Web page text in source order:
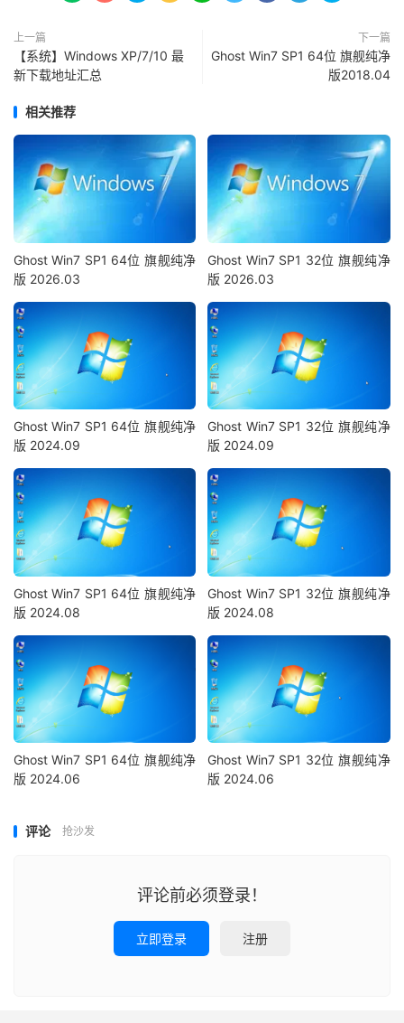
上一篇
【系统】Windows XP/7/10 最
新下载地址汇总
下一篇
Ghost Win7 SP1 64位 旗舰纯净
版2018.04
相关推荐
Ghost Win7 SP1 64位 旗舰纯净
版 2026.03
Ghost Win7 SP1 32位 旗舰纯净
版 2026.03
Ghost Win7 SP1 64位 旗舰纯净
版 2024.09
Ghost Win7 SP1 32位 旗舰纯净
版 2024.09
Ghost Win7 SP1 64位 旗舰纯净
版 2024.08
Ghost Win7 SP1 32位 旗舰纯净
版 2024.08
Ghost Win7 SP1 64位 旗舰纯净
版 2024.06
Ghost Win7 SP1 32位 旗舰纯净
版 2024.06
评论 抢沙发
评论前必须登录！
立即登录 注册